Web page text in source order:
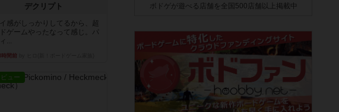
デクリプト
イ感がしっかりしてるから、超
ゲームやったなって感じ。パ
...
時間前by ヒロ(新！ボードゲーム家族)
ビュー
ボドゲが遊べる店舗を全国500店舗以上掲載中